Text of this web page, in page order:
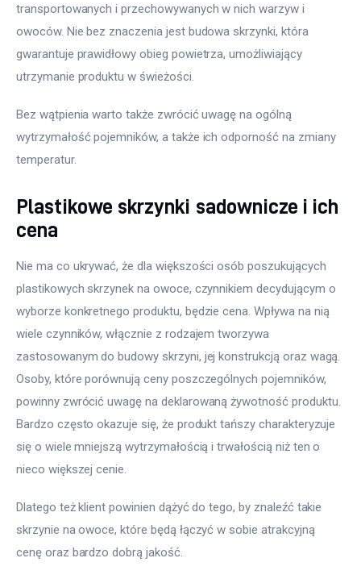
transportowanych i przechowywanych w nich warzyw i
owoców. Nie bez znaczenia jest budowa skrzynki, która
gwarantuje prawidłowy obieg powietrza, umożliwiający
utrzymanie produktu w świeżości.
Bez wątpienia warto także zwrócić uwagę na ogólną
wytrzymałość pojemników, a także ich odporność na zmiany
temperatur.
Plastikowe skrzynki sadownicze i ich
cena
Nie ma co ukrywać, że dla większości osób poszukujących
plastikowych skrzynek na owoce, czynnikiem decydującym o
wyborze konkretnego produktu, będzie cena. Wpływa na nią
wiele czynników, włącznie z rodzajem tworzywa
zastosowanym do budowy skrzyni, jej konstrukcją oraz wagą.
Osoby, które porównują ceny poszczególnych pojemników,
powinny zwrócić uwagę na deklarowaną żywotność produktu.
Bardzo często okazuje się, że produkt tańszy charakteryzuje
się o wiele mniejszą wytrzymałością i trwałością niż ten o
nieco większej cenie.
Dlatego też klient powinien dążyć do tego, by znaleźć takie
skrzynie na owoce, które będą łączyć w sobie atrakcyjną
cenę oraz bardzo dobrą jakość.